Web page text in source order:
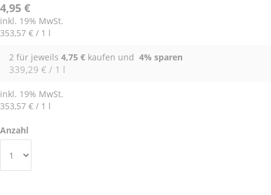
4,95 €
inkl. 19% MwSt.
353,57 € / 1 l
2 für jeweils 4,75 € kaufen und 4% sparen
339,29 € / 1 l
inkl. 19% MwSt.
353,57 € / 1 l
Anzahl